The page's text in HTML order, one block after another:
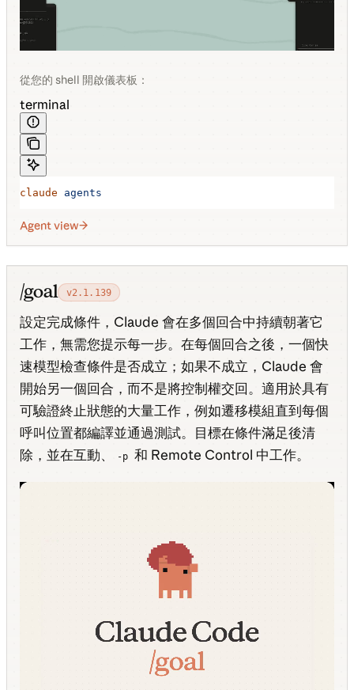
從您的 shell 開啟儀表板：
terminal
claude agents
Agent view
/goal v2.1.139
設定完成條件，Claude 會在多個回合中持續朝著它
工作，無需您提示每一步。在每個回合之後，一個快
速模型檢查條件是否成立；如果不成立，Claude 會
開始另一個回合，而不是將控制權交回。適用於具有
可驗證終止狀態的大量工作，例如遷移模組直到每個
呼叫位置都編譯並通過測試。目標在條件滿足後清
除，並在互動、
-p 和 Remote Control 中工作。